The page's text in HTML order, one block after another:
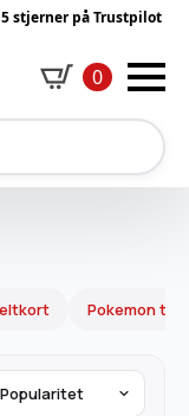
stjerner på Trustpilot
0
Pokemon